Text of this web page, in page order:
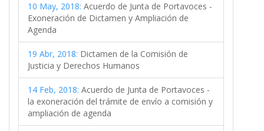
10 May, 2018: Acuerdo de Junta de Portavoces -
Exoneración de Dictamen y Ampliación de
Agenda
19 Abr, 2018: Dictamen de la Comisión de
Justicia y Derechos Humanos
14 Feb, 2018: Acuerdo de Junta de Portavoces -
la exoneración del trámite de envío a comisión y
ampliación de agenda